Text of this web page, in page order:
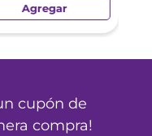
Agregar
cupón de
compra!